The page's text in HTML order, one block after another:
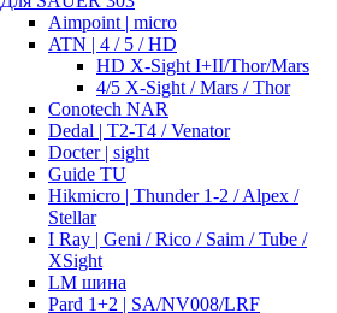
Aimpoint | micro
ATN | 4 / 5 / HD
HD X-Sight I+II/Thor/Mars
4/5 X-Sight / Mars / Thor
Conotech NAR
Dedal | T2-T4 / Venator
Docter | sight
Guide TU
Hikmicro | Thunder 1-2 / Alpex /
Stellar
I Ray | Geni / Rico / Saim / Tube /
XSight
LM шина
Pard 1+2 | SA/NV008/LRF